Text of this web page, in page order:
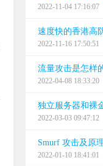
2022-11-04 17:16:07
速度快的香港高
2022-11-16 17:50:51
流量攻击是怎样
2022-04-08 18:33:20
独立服务器和裸
2022-03-03 09:47:12
Smurf 攻击及原
2022-01-10 18:41:01